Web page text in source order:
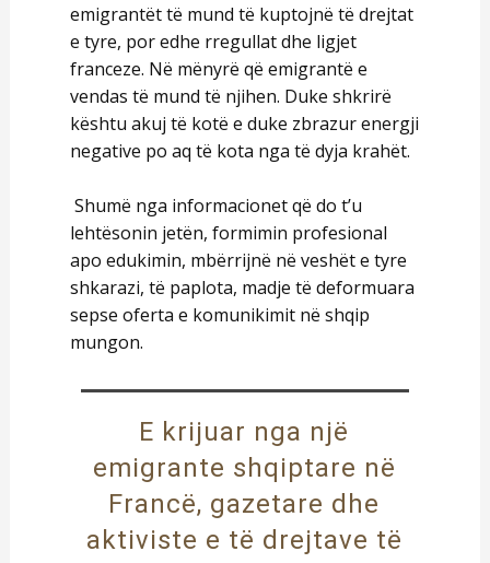
emigrantët të mund të kuptojnë të drejtat
e tyre, por edhe rregullat dhe ligjet
franceze. Në mënyrë që emigrantë e
vendas të mund të njihen. Duke shkrirë
kështu akuj të kotë e duke zbrazur energji
negative po aq të kota nga të dyja krahët.
Shumë nga informacionet që do t’u
lehtësonin jetën, formimin profesional
apo edukimin, mbërrijnë në veshët e tyre
shkarazi, të paplota, madje të deformuara
sepse oferta e komunikimit në shqip
mungon.
E krijuar nga një
emigrante shqiptare në
Francë, gazetare dhe
aktiviste e të drejtave të